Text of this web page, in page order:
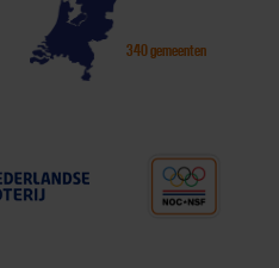
340 gemeenten